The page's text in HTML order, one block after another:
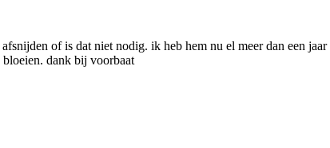
of is dat niet nodig. ik heb hem nu el meer dan een
dank bij voorbaat